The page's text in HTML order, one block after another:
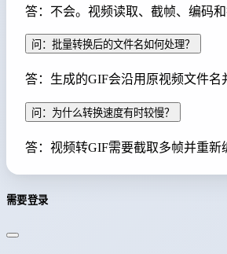
答：不会。视频读取、截帧、编码
问：批量转换后的文件名如何处理？
答：生成的GIF会沿用原视频文件名
问：为什么转换速度有时较慢？
答：视频转GIF需要截取多帧并重
需要登录